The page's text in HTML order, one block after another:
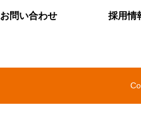
お問い合わせ 採用情